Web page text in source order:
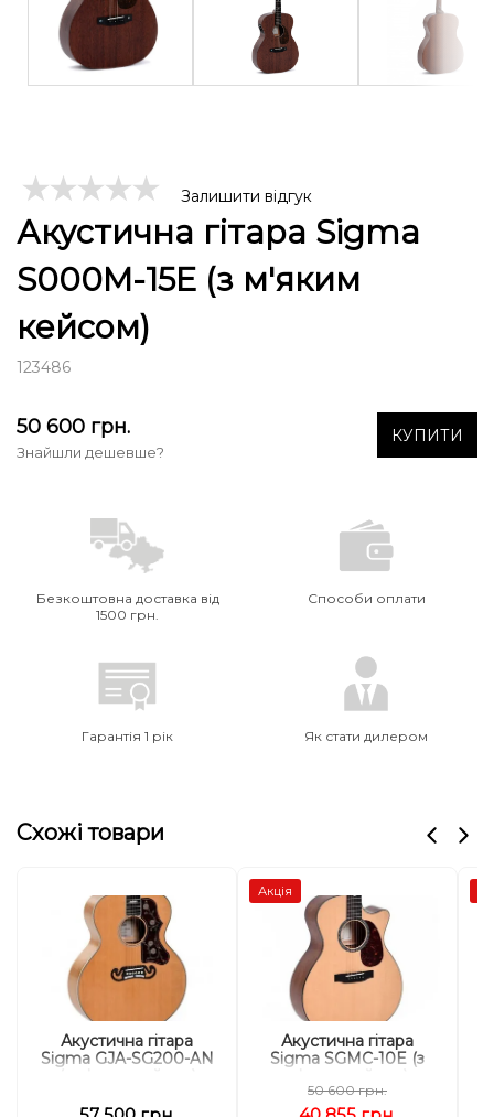
Залишити відгук
Акустична гітара Sigma
S000M-15E (з м'яким
кейсом)
123486
50 600 грн.
Знайшли дешевше?
КУПИТИ
Безкоштовна доставка від
1500 грн.
Способи оплати
Гарантія 1 рік Як стати дилером
Схожі товари
Акустична гітара
Sigma GJA-SG200-AN
Акція
Акустична гітара
Sigma SGMC-10E (з
50 600 грн.